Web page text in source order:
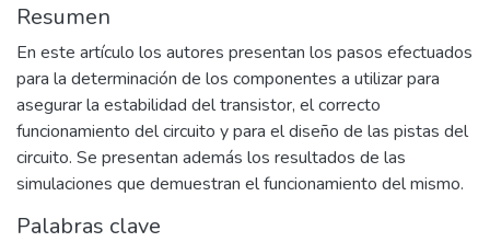
Resumen
En este artículo los autores presentan los pasos efectuados
para la determinación de los componentes a utilizar para
asegurar la estabilidad del transistor, el correcto
funcionamiento del circuito y para el diseño de las pistas del
circuito. Se presentan además los resultados de las
simulaciones que demuestran el funcionamiento del mismo.
Palabras clave